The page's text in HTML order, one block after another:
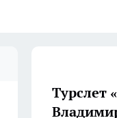
Турслет